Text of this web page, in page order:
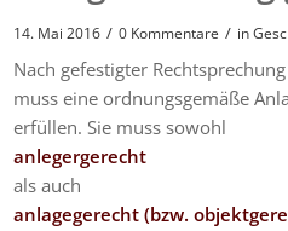
14. Mai 2016 / 0 Kommentare / in
Nach gefestigter
muss eine ordnungsgemäße
erfüllen. Sie muss sowohl
anlegergerecht
als auch
anlagegerecht (bzw.